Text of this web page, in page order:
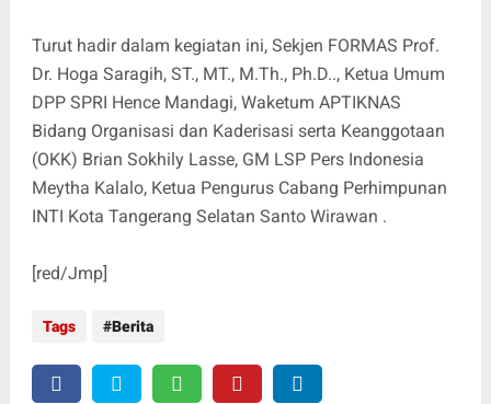
Turut hadir dalam kegiatan ini, Sekjen FORMAS Prof.
Dr. Hoga Saragih, ST., MT., M.Th., Ph.D.., Ketua Umum
DPP SPRI Hence Mandagi, Waketum APTIKNAS
Bidang Organisasi dan Kaderisasi serta Keanggotaan
(OKK) Brian Sokhily Lasse, GM LSP Pers Indonesia
Meytha Kalalo, Ketua Pengurus Cabang Perhimpunan
INTI Kota Tangerang Selatan Santo Wirawan .
[red/Jmp]
Tags Berita